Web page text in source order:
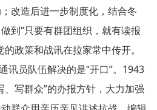
改造后进一步制度化，结合冬
到“只要有群团组织，就有读报
政策和战讯在拉家常中传开。
讯员队伍解决的是“开口”。1943
写群众”的办报方针，大力加强